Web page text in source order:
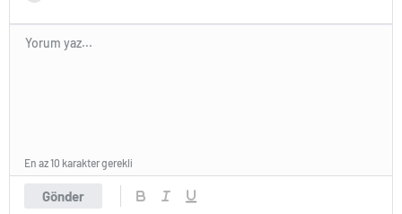
Gönder
En az 10 karakter gerekli